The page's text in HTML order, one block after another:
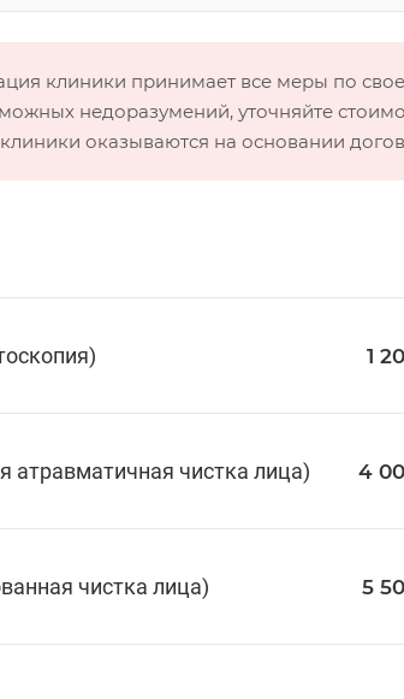
клиники принимает все меры по
недоразумений, уточняйте
оказываются на основании
1
атравматичная чистка лица) 4
чистка лица) 5